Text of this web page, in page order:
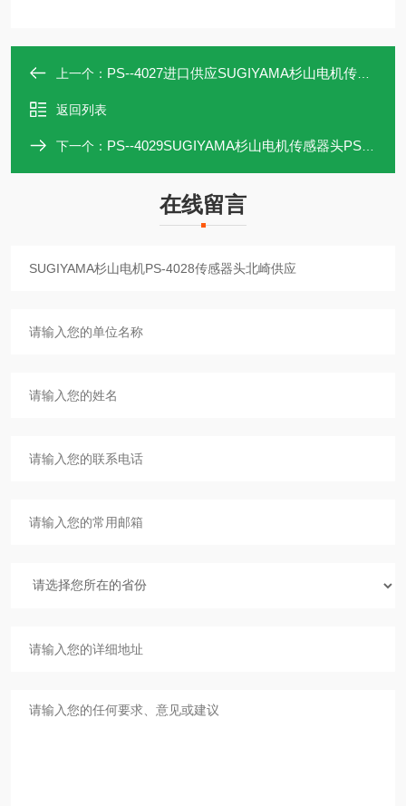
上一个： PS--4027进口供应SUGIYAMA杉山电机传感器头PS-4027
返回列表
下一个： PS--4029SUGIYAMA杉山电机传感器头PS-4029北崎供应
在线留言